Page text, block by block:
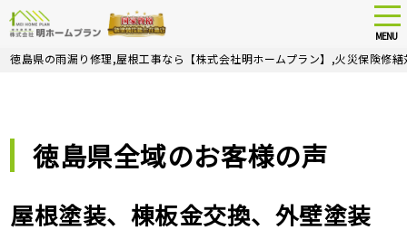
Skip
MENU
徳島県の雨漏り修理,屋根工事なら【株式会社明ホームプラン】,火災保険修繕
徳島県全域のお客様の声
屋根塗装、棟板金交換、外壁塗装